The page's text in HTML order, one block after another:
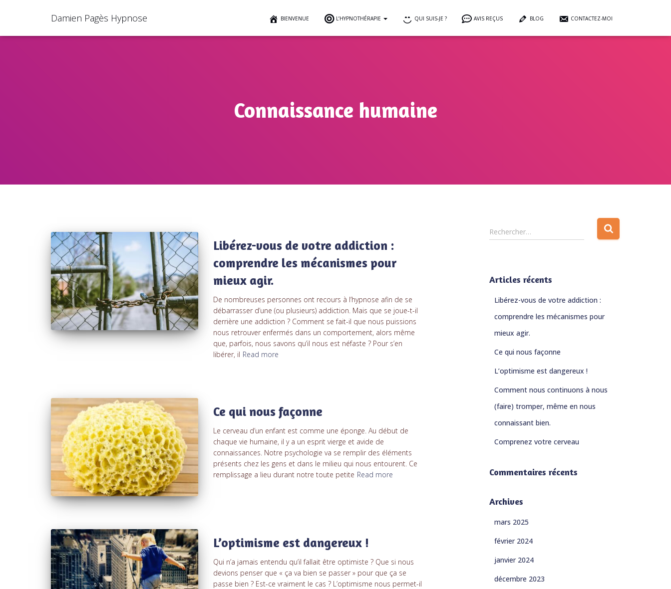
Damien Pagès Hypnose BIENVENUE L’HYPNOTHÉRAPIE QUI SUIS-JE ? AVIS REÇUS BLOG CONTACTEZ-MOI
Connaissance humaine
Libérez-vous de votre addiction :
comprendre les mécanismes pour
mieux agir.
De nombreuses personnes ont recours à l’hypnose afin de se
débarrasser d’une (ou plusieurs) addiction. Mais que se joue-t-il
derrière une addiction ? Comment se fait-il que nous puissions
nous retrouver enfermés dans un comportement, alors même
que, parfois, nous savons qu’il nous est néfaste ? Pour s’en
libérer, il Read more
Ce qui nous façonne
Le cerveau d’un enfant est comme une éponge. Au début de
chaque vie humaine, il y a un esprit vierge et avide de
connaissances. Notre psychologie va se remplir des éléments
présents chez les gens et dans le milieu qui nous entourent. Ce
remplissage a lieu durant notre toute petite Read more
L’optimisme est dangereux !
Qui n’a jamais entendu qu’il fallait être optimiste ? Que si nous
devions penser que « ça va bien se passer » pour que ça se
passe bien ? Est-ce vraiment le cas ? L’optimisme nous permet-il
Rechercher…
Articles récents
Libérez-vous de votre addiction :
comprendre les mécanismes pour
mieux agir.
Ce qui nous façonne
L’optimisme est dangereux !
Comment nous continuons à nous
(faire) tromper, même en nous
connaissant bien.
Comprenez votre cerveau
Commentaires récents
Archives
mars 2025
février 2024
janvier 2024
décembre 2023